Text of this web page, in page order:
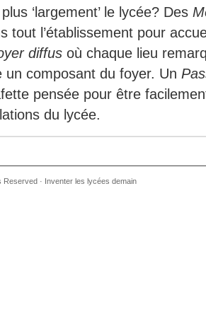
‘largement’ le lycée? Des
tout l’établissement pour
diffus où chaque lieu
un composant du foyer. Un
pensée pour être
du lycée.
Reserved · Inventer les lycées demain